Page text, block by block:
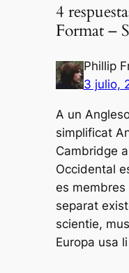
4
Format –
Phillip
3 julio,
A un
simplificat
Cambridge
Occidental
es
separat
scientie,
Europa usa